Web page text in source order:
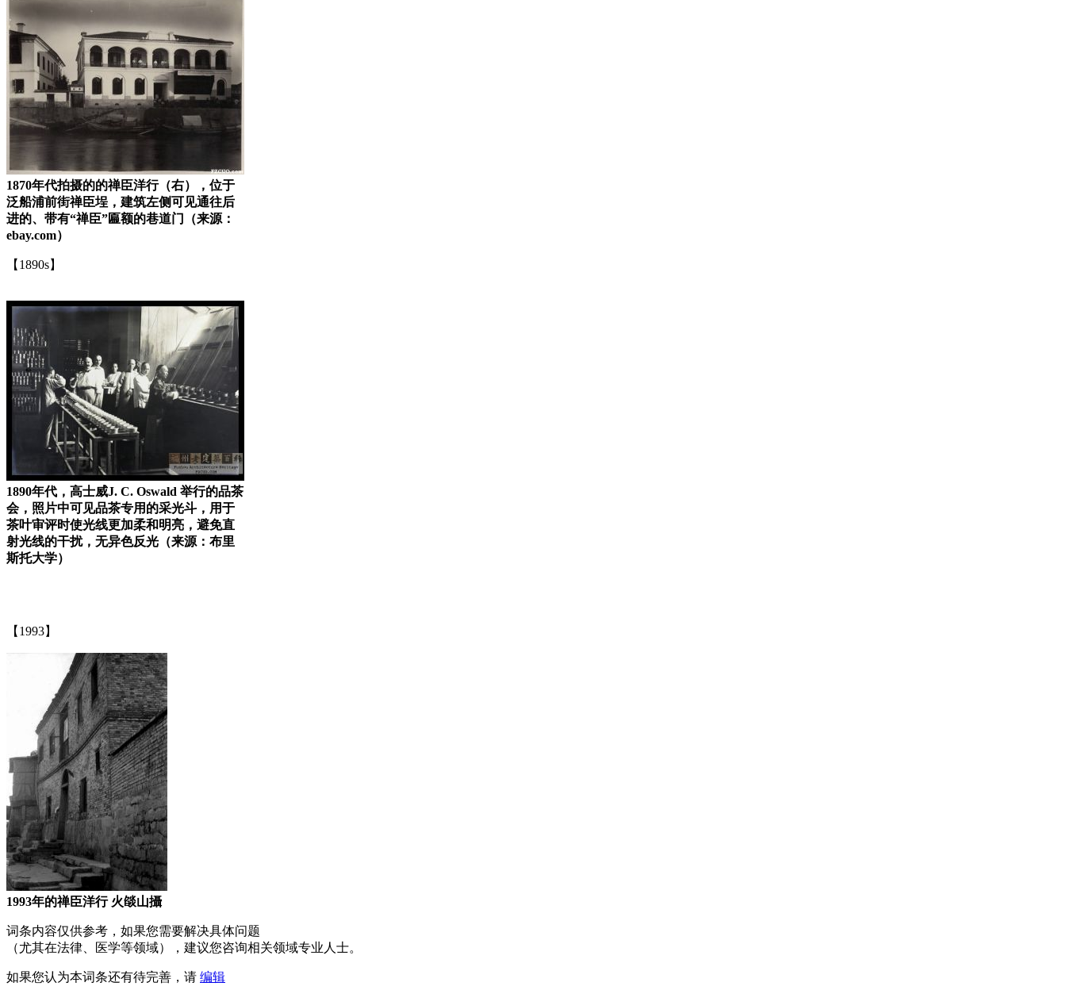
1870年代拍摄的的禅臣洋行（右），位于
泛船浦前街禅臣埕，建筑左侧可见通往后
进的、带有“禅臣”匾额的巷道门（来源：
ebay.com）
【1890s】
1890年代，高士威J. C. Oswald 举行的品茶
会，照片中可见品茶专用的采光斗，用于
茶叶审评时使光线更加柔和明亮，避免直
射光线的干扰，无异色反光（来源：布里
斯托大学）
【1993】
1993年的禅臣洋行 火燄山攝
词条内容仅供参考，如果您需要解决具体问题
（尤其在法律、医学等领域），建议您咨询相关领域专业人士。
如果您认为本词条还有待完善，请 编辑